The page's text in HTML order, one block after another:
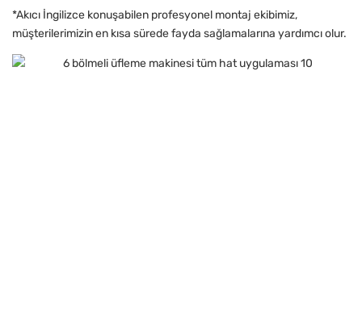
*Akıcı İngilizce konuşabilen profesyonel montaj ekibimiz,
müşterilerimizin en kısa sürede fayda sağlamalarına yardımcı olur.